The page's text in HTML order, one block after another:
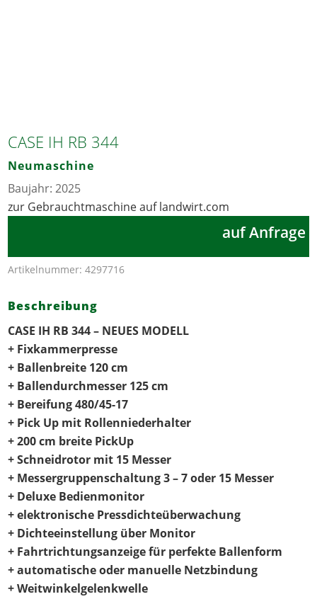
CASE IH RB 344
Neumaschine
Baujahr: 2025
zur Gebrauchtmaschine auf landwirt.com
auf Anfrage
Artikelnummer:4297716
Beschreibung
CASE IH RB 344 – NEUES MODELL
+ Fixkammerpresse
+ Ballenbreite 120 cm
+ Ballendurchmesser 125 cm
+ Bereifung 480/45-17
+ Pick Up mit Rollenniederhalter
+ 200 cm breite PickUp
+ Schneidrotor mit 15 Messer
+ Messergruppenschaltung 3 – 7 oder 15 Messer
+ Deluxe Bedienmonitor
+ elektronische Pressdichteüberwachung
+ Dichteeinstellung über Monitor
+ Fahrtrichtungsanzeige für perfekte Ballenform
+ automatische oder manuelle Netzbindung
+ Weitwinkelgelenkwelle